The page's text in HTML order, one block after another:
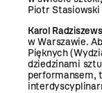
Piotr Stasiowski
Karol
w Warszawie.
Pięknych
dziedzinami
performansem,